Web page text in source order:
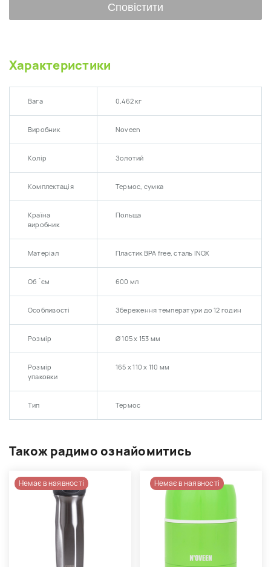
Сповістити
Характеристики
Вага 0,462 кг
Виробник Noveen
Колір Золотий
Комплектація Термос, сумка
Країна
виробник
Польща
Матеріал Пластик BPA free, сталь INOX
Об `єм 600 мл
Особливості Збереження температури до 12 годин
Розмір Ø 105 x 153 мм
Розмір
упаковки
165 х 110 х 110 мм
Тип Термос
Також радимо ознайомитись
Немає в наявності Немає в наявності